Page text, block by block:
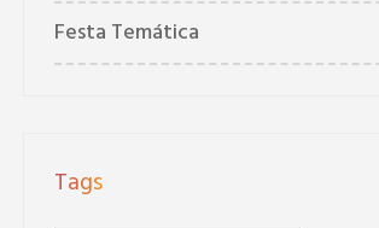
Festa Temática
Tags